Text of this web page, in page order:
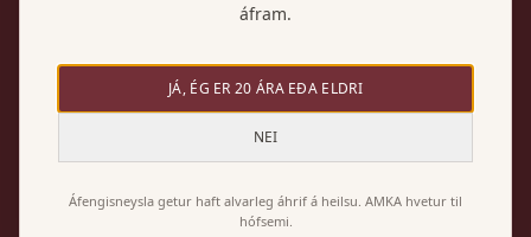
Notaðu síur hér að neðan til að finna þitt vín.
Allar Rauðvín Hvítvín Rósavín
Freyðivín
áfram.
JÁ, ÉG ER 20 ÁRA EÐA ELDRI
NEI
Áfengisneysla getur haft alvarleg áhrif á heilsu. AMKA hvetur til
hófsemi.